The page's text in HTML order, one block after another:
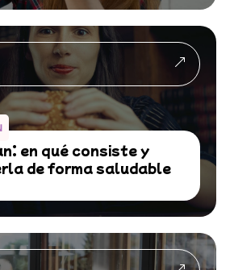
&
en qué consiste y
de forma saludable